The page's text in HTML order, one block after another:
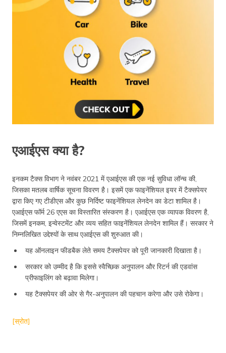
एआईएस क्या है?
इनकम टैक्स विभाग ने नवंबर 2021 में एआईएस की एक नई सुविधा लॉन्च की,
जिसका मतलब वार्षिक सूचना विवरण है। इसमें एक फाइनेंशियल इयर में टैक्सपेयर
द्वारा किए गए टीडीएस और कुछ निर्दिष्ट फाइनेंशियल लेनदेन का डेटा शामिल है।
एआईएस फॉर्म 26 एएस का विस्तारित संस्करण है। एआईएस एक व्यापक विवरण है,
जिसमें इनकम, इन्वेस्टमेंट और व्यय सहित फाइनेंशियल लेनदेन शामिल हैं। सरकार ने
निम्नलिखित उद्देश्यों के साथ एआईएस की शुरुआत की।
यह ऑनलाइन फीडबैक लेते समय टैक्सपेयर को पूरी जानकारी दिखाता है।
सरकार को उम्मीद है कि इससे स्वैच्छिक अनुपालन और रिटर्न की एडवांस
प्रीफाइलिंग को बढ़ावा मिलेगा।
यह टैक्सपेयर की ओर से गैर-अनुपालन की पहचान करेगा और उसे रोकेगा।
[स्रोत]